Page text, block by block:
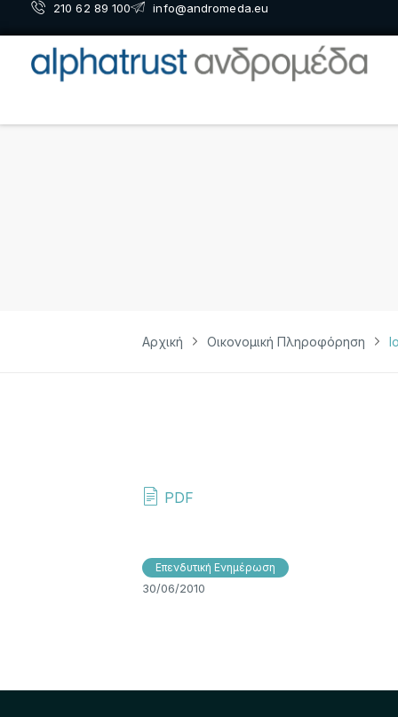
210 62 89 100 info@andromeda.eu
Αρχική Οικονομική Πληροφόρηση
PDF
Επενδυτική Ενημέρωση
30/06/2010